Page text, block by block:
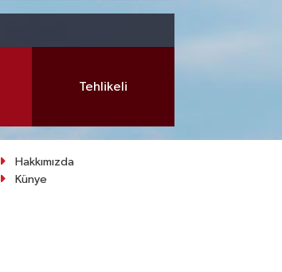
Tehlikeli
Hakkımızda
Künye